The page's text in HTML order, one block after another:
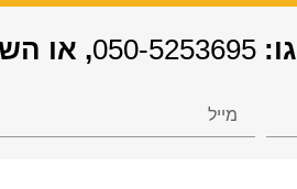
050-5253695, או